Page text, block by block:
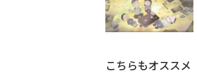
こちらもオススメ